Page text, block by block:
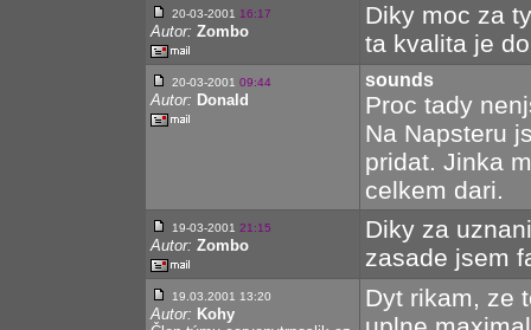
20-03-2001 16:17
Autor: Zombo
Diky moc za
ta kvalita je
20-03-2001 09:44
Autor: Donald
sounds
Proc tady
Na Napsteru
pridat. Jinka
celkem dari.
19-03-2001 21:15
Autor: Zombo
Diky za
zasade jsem
19.03.2001 13:20
Autor: Kohy
Dyt rikam, ze